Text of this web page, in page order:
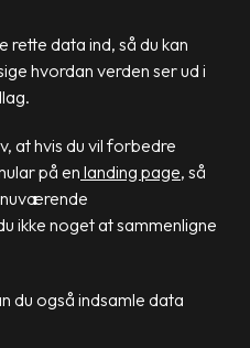
data ind, så du kan
hvordan verden ser ud i
at hvis du vil forbedre
på en landing page, så
nuværende
ikke noget at sammenligne
du også indsamle data